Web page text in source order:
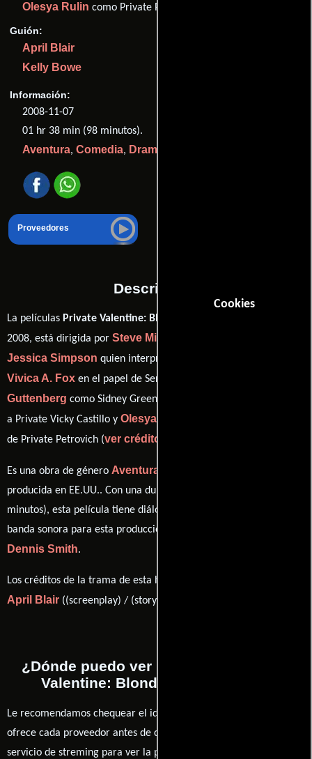
Cookies
Olesya Rulin como Private Petrovich
Guión:
April Blair
Kelly Bowe
Información:
2008-11-07
01 hr 38 min (98 minutos).
Aventura, Comedia, Drama
Proveedores
Descripción
La películas Private Valentine: Blonde & Dangerous
2008, está dirigida por Steve Miner
Jessica Simpson quien interpreta a Private Megan Valentine,
Vivica A. Fox en el papel de Sergeant Louisa Morely,
Guttenberg como Sidney Green,
a Private Vicky Castillo y Olesya Rulin
de Private Petrovich (ver créditos completos
Es una obra de género Aventura
producida en EE.UU.. Con una duración de 01 hr 38 min (98
minutos), esta película tiene diálogos originales en
banda sonora para esta producción ha sido compuesta por
Dennis Smith.
Los créditos de la trama de esta historia están divididos entre
April Blair ((screenplay) / (story)) y
¿Dónde puedo ver la películas Private
Valentine: Blonde & Dangerous?
Le recomendamos chequear el idioma, doblaje o subtítulos que
ofrece cada proveedor antes de comprar, alquilar o contratar un
servicio de streming para ver la películas.